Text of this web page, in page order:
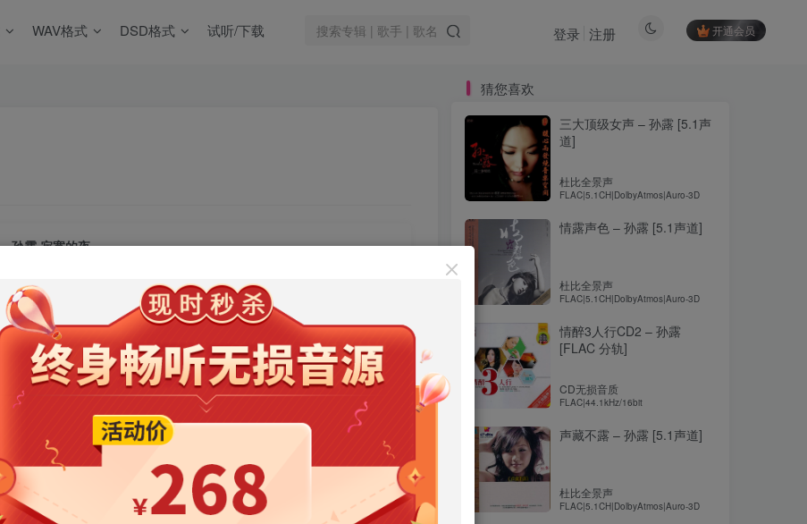
WAV格式 DSD格式 试听/下载 开通会员
登录 注册
孙露 寂寞的夜
此内容为会员专享，请付费后查看
9.9 限时特惠
￥99
免费
您当前未登录！建议登陆后购买，可保存购买订单
猜您喜欢
三大顶级女声 – 孙露 [5.1声
道]
杜比全景声
FLAC|5.1CH|DolbyAtmos|Auro-3D
情露声色 – 孙露 [5.1声道]
杜比全景声
FLAC|5.1CH|DolbyAtmos|Auro-3D
情醉3人行CD2 – 孙露
[FLAC 分轨]
CD无损音质
FLAC|44.1kHz/16bit
声藏不露 – 孙露 [5.1声道]
杜比全景声
FLAC|5.1CH|DolbyAtmos|Auro-3D